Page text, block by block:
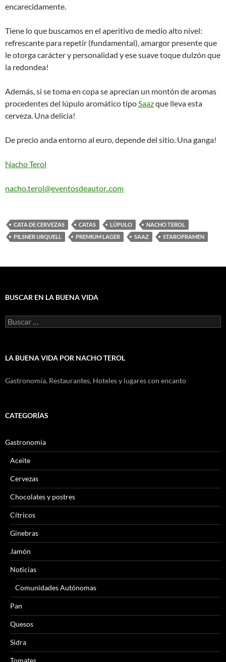
encarecidamente.
Tiene lo que buscamos en el aperitivo de medio alto nivel:
refrescante para repetir (fundamental), amargor presente que
le otorga carácter y personalidad y ese suave toque dulzón que
la redondea!
Además, si se toma en copa se aprecian un montón de aromas
procedentes del lúpulo aromático tipoSaazque lleva esta
cerveza. Una delicia!
De precio anda entorno al euro, depende del sitio. Una ganga!
Nacho Terol
nacho.terol@eventosdeautor..com
CATA DE CERVEZAS CATAS LÚPULO
NACHO TEROL
PILSNER URQUELL
PREMIUM LAGER SAAZ STAROPRAMEN
BUSCAR EN LA BUENA VIDA
Buscar:
LA BUENA VIDA POR NACHO TEROL
Gastronomía, Restaurantes, Hoteles y lugares con encanto
CATEGORÍAS
Gastronomía
Aceite
Cervezas
Chocolates y postres
Cítricos
Ginebras
Jamón
Noticias
Comunidades Autónomas
Pan
Quesos
Sidra